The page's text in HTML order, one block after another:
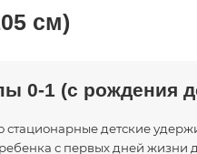
см)
0-1 (с рождения
стационарные детские
с первых дней жизни